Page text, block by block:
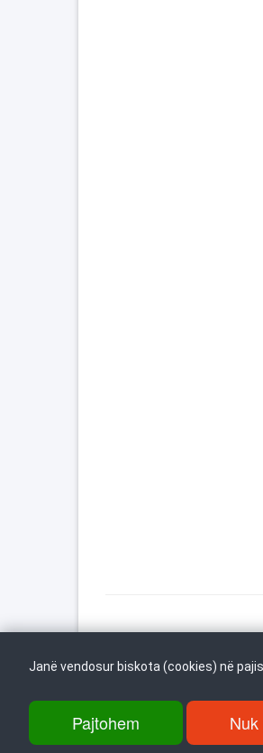
Kthehu në fillim
rr. Dame Gruev 14, Garazha në
Janë vendosur biskota (cookies) në
Pajtohem